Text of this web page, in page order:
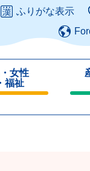
ふりがな表示
女性
福祉
じ